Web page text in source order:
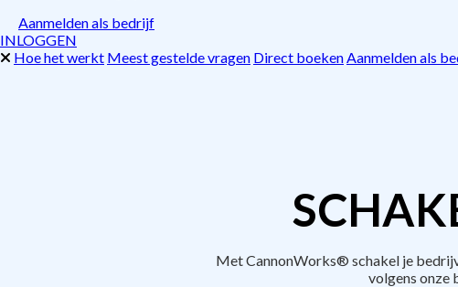
Aanmelden als bedrijf
INLOGGEN
Hoe het werkt Meest gestelde vragen Direct boekenAanmelden als
Met CannonWorks® schakel je
volgens onze